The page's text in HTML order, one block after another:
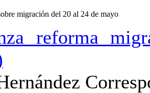
migración del 20 al 24 de mayo
reforma